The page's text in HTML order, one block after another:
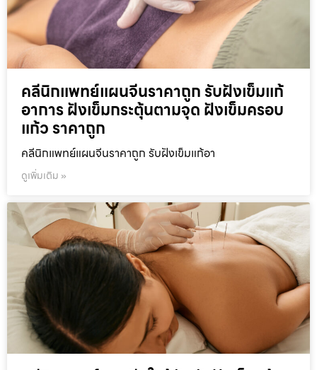
คลีนิกแพทย์แผนจีนราคาถูก รับฝังเข็มแก้
อาการ ฝังเข็มกระตุ้นตามจุด ฝังเข็มครอบ
แก้ว ราคาถูก
คลีนิกแพทย์แผนจีนราคาถูก รับฝังเข็มแก้อา
ดูเพิ่มเติม »